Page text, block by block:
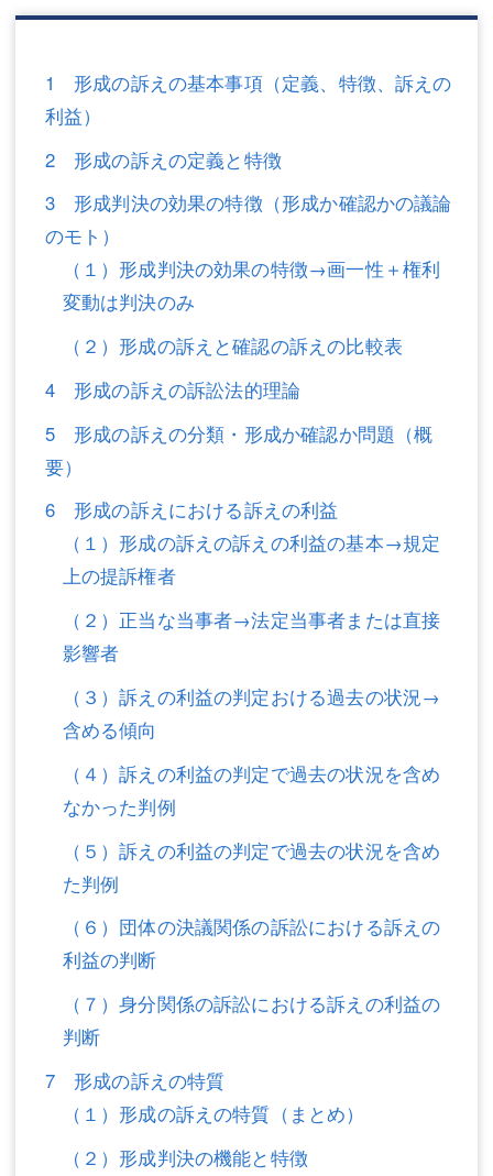
不動産
企業法務
労働問題（解雇，残業等）
交通事故
不動産登記
商業登記
調査・書面作成
債務整理
マスコミ取材・実績
アクセス
東京事務所 (新宿・四谷)
川口事務所（埼玉県川口市）
相続・遺言
労働問題（解雇，残業等）
刑事弁護
不動産登記
商業登記
調査・書面作成
債務整理
マスコミ取材・実績
アクセス
東京事務所 (新宿・四谷)
埼玉事務所 (さいたま市)
お問い合せフォーム
1 形成の訴えの基本事項（定義、特徴、訴えの
利益）
2 形成の訴えの定義と特徴
3 形成判決の効果の特徴（形成か確認かの議論
のモト）
（１）形成判決の効果の特徴→画一性＋権利
変動は判決のみ
（２）形成の訴えと確認の訴えの比較表
4 形成の訴えの訴訟法的理論
5 形成の訴えの分類・形成か確認か問題（概
要）
6 形成の訴えにおける訴えの利益
（１）形成の訴えの訴えの利益の基本→規定
上の提訴権者
（２）正当な当事者→法定当事者または直接
影響者
（３）訴えの利益の判定おける過去の状況→
含める傾向
（４）訴えの利益の判定で過去の状況を含め
なかった判例
（５）訴えの利益の判定で過去の状況を含め
た判例
（６）団体の決議関係の訴訟における訴えの
利益の判断
（７）身分関係の訴訟における訴えの利益の
判断
7 形成の訴えの特質
（１）形成の訴えの特質（まとめ）
（２）形成判決の機能と特徴